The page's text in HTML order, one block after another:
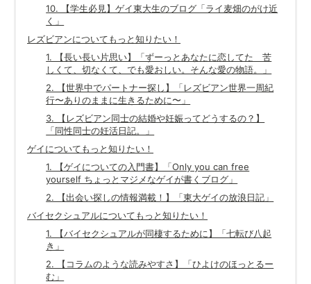
10. 【学生必見】ゲイ東大生のブログ「ライ麦畑のがけ近
く」
レズビアンについてもっと知りたい！
1. 【長い長い片思い】「ずーっとあなたに恋してた 苦
しくて、切なくて、でも愛おしい。そんな愛の物語。」
2. 【世界中でパートナー探し】「レズビアン世界一周紀
行〜ありのままに生きるために〜」
3. 【レズビアン同士の結婚や妊娠ってどうするの？】
「同性同士の妊活日記。」
ゲイについてもっと知りたい！
1. 【ゲイについての入門書】「Only you can free
yourself ちょっとマジメなゲイが書くブログ」
2. 【出会い探しの情報満載！】「東大ゲイの放浪日記」
バイセクシュアルについてもっと知りたい！
1. 【バイセクシュアルが同棲するために】「七転び八起
き」
2. 【コラムのような読みやすさ】「ひよけのほっとるー
む」